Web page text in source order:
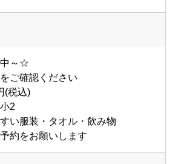
～☆
ご確認ください
(税込)
2
い服装・タオル・飲み物
約をお願いします